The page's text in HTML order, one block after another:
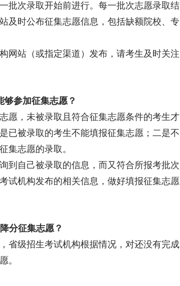
次录取开始前进行。每一批次志愿录取结
及时公布征集志愿信息，包括缺额院校、专
站（或指定渠道）发布，请考生及时关注
够参加征集志愿？
，未被录取且符合征集志愿条件的考生才
已被录取的考生不能填报征集志愿；二是不
集志愿的录取。
自己被录取的信息，而又符合所报考批次
试机构发布的相关信息，做好填报征集志愿
分征集志愿？
级招生考试机构根据情况，对还没有完成
。